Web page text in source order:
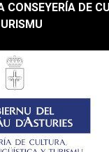
CONSEYERÍA DE